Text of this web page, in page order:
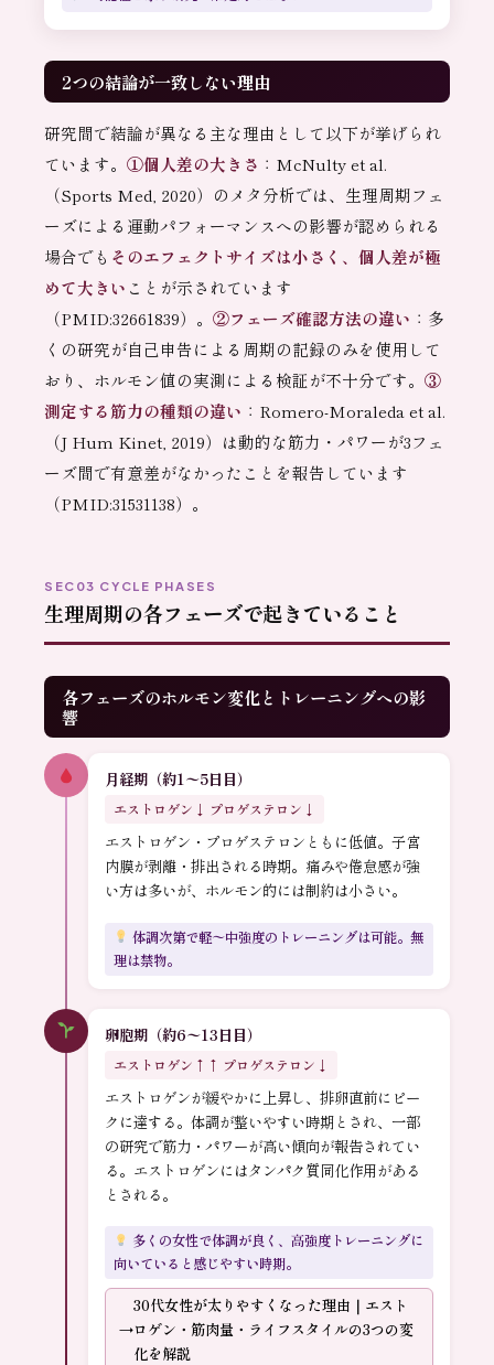
2つの結論が一致しない理由
研究間で結論が異なる主な理由として以下が挙げられ
ています。 ①個人差の大きさ ：McNulty et al.
（Sports Med, 2020）のメタ分析では、生理周期フェ
ーズによる運動パフォーマンスへの影響が認められる
場合でも そのエフェクトサイズは小さく、個人差が極
めて大きい ことが示されています
（PMID:32661839）。 ②フェーズ確認方法の違い ：多
くの研究が自己申告による周期の記録のみを使用して
おり、ホルモン値の実測による検証が不十分です。 ③
測定する筋力の種類の違い ：Romero-Moraleda et al.
（J Hum Kinet, 2019）は動的な筋力・パワーが3フェ
ーズ間で有意差がなかったことを報告しています
（PMID:31531138）。
SEC03 CYCLE PHASES
生理周期の各フェーズで起きていること
各フェーズのホルモン変化とトレーニングへの影
響
月経期（約1〜5日目）
エストロゲン↓ プロゲステロン↓
エストロゲン・プロゲステロンともに低値。子宮
内膜が剥離・排出される時期。痛みや倦怠感が強
い方は多いが、ホルモン的には制約は小さい。
体調次第で軽〜中強度のトレーニングは可能。無
理は禁物。
卵胞期（約6〜13日目）
エストロゲン↑↑ プロゲステロン↓
エストロゲンが緩やかに上昇し、排卵直前にピー
クに達する。体調が整いやすい時期とされ、一部
の研究で筋力・パワーが高い傾向が報告されてい
る。エストロゲンにはタンパク質同化作用がある
とされる。
多くの女性で体調が良く、高強度トレーニングに
向いていると感じやすい時期。
30代女性が太りやすくなった理由｜エスト
ロゲン・筋肉量・ライフスタイルの3つの変
化を解説